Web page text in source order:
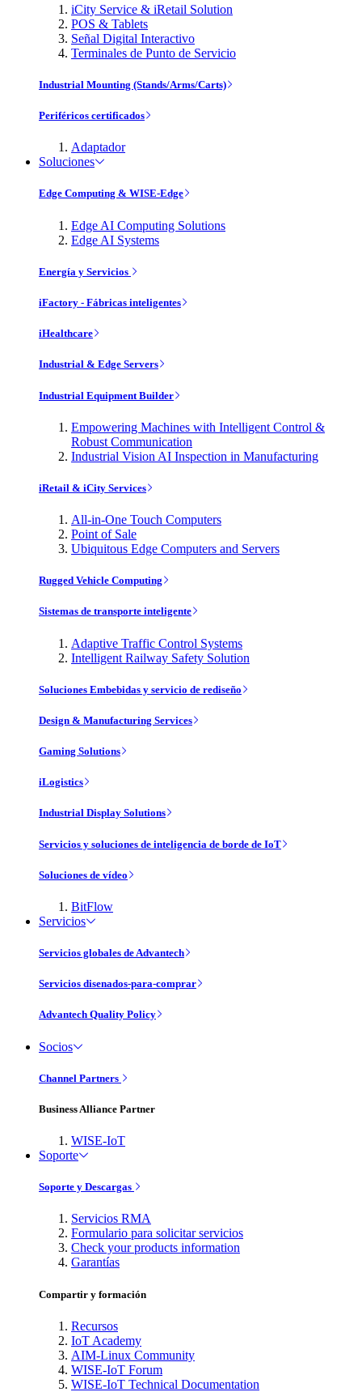
iCity Service & iRetail Solution
POS & Tablets
Señal Digital Interactivo
Terminales de Punto de Servicio
Industrial Mounting (Stands/Arms/Carts)
Periféricos certificados
Adaptador
Soluciones
Edge Computing & WISE-Edge
Edge AI Computing Solutions
Edge AI Systems
Energía y Servicios
iFactory - Fábricas inteligentes
iHealthcare
Industrial & Edge Servers
Industrial Equipment Builder
Empowering Machines with Intelligent Control &
Robust Communication
Industrial Vision AI Inspection in Manufacturing
iRetail & iCity Services
All-in-One Touch Computers
Point of Sale
Ubiquitous Edge Computers and Servers
Rugged Vehicle Computing
Sistemas de transporte inteligente
Adaptive Traffic Control Systems
Intelligent Railway Safety Solution
Soluciones Embebidas y servicio de rediseño
Design & Manufacturing Services
Gaming Solutions
iLogistics
Industrial Display Solutions
Servicios y soluciones de inteligencia de borde de IoT
Soluciones de vídeo
BitFlow
Servicios
Servicios globales de Advantech
Servicios disenados-para-comprar
Advantech Quality Policy
Socios
Channel Partners
Business Alliance Partner
WISE-IoT
Soporte
Soporte y Descargas
Servicios RMA
Formulario para solicitar servicios
Check your products information
Garantías
Compartir y formación
Recursos
IoT Academy
AIM-Linux Community
WISE-IoT Forum
WISE-IoT Technical Documentation